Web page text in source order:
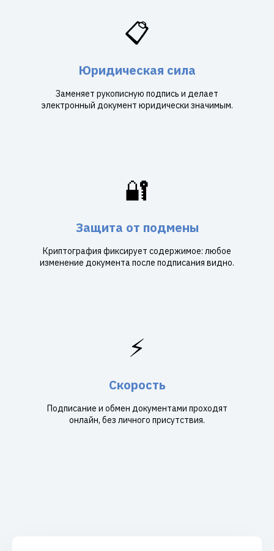
📋
Юридическая сила
Заменяет рукописную подпись и делает
электронный документ юридически значимым.
🔐
Защита от подмены
Криптография фиксирует содержимое: любое
изменение документа после подписания видно.
⚡
Скорость
Подписание и обмен документами проходят
онлайн, без личного присутствия.